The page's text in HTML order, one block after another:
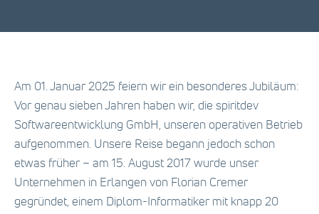
Am 01. Januar 2025 feiern wir ein besonderes Jubiläum:
Vor genau sieben Jahren haben wir, die spiritdev
Softwareentwicklung GmbH, unseren operativen Betrieb
aufgenommen. Unsere Reise begann jedoch schon
etwas früher – am 15. August 2017 wurde unser
Unternehmen in Erlangen von Florian Cremer
gegründet, einem Diplom-Informatiker mit knapp 20